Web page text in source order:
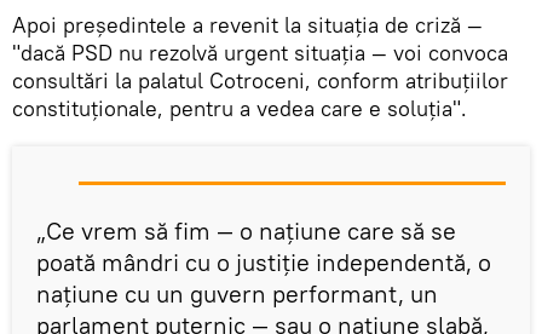
Apoi președintele a revenit la situația de criză —
"dacă PSD nu rezolvă urgent situația — voi convoca
consultări la palatul Cotroceni, conform atribuțiilor
constituționale, pentru a vedea care e soluția".
„Ce vrem să fim — o națiune care să se
poată mândri cu o justiție independentă, o
națiune cu un guvern performant, un
parlament puternic — sau o națiune slabă,